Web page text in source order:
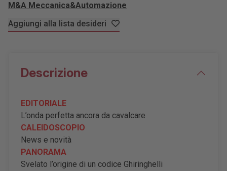
M&A Meccanica&Automazione
Aggiungi alla lista desideri
Descrizione
EDITORIALE
L’onda perfetta ancora da cavalcare
CALEIDOSCOPIO
News e novità
PANORAMA
Svelato l’origine di un codice Ghiringhelli